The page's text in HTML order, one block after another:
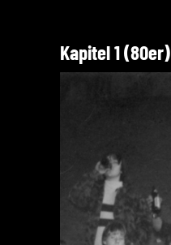
Kapitel 1 (80er)